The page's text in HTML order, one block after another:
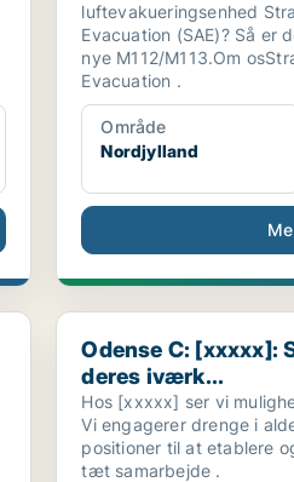
luftevakueringsenhed
Evacuation (SAE)? Så er
nye M112/M113.Om
Evacuation .
Område
Nordjylland
Odense C: [xxxxx]: Støt
Odense C: [xxxxx]:
deres iværk...
Hos [xxxxx] ser vi
Vi engagerer drenge i
positioner til at etablere
tæt samarbejde .